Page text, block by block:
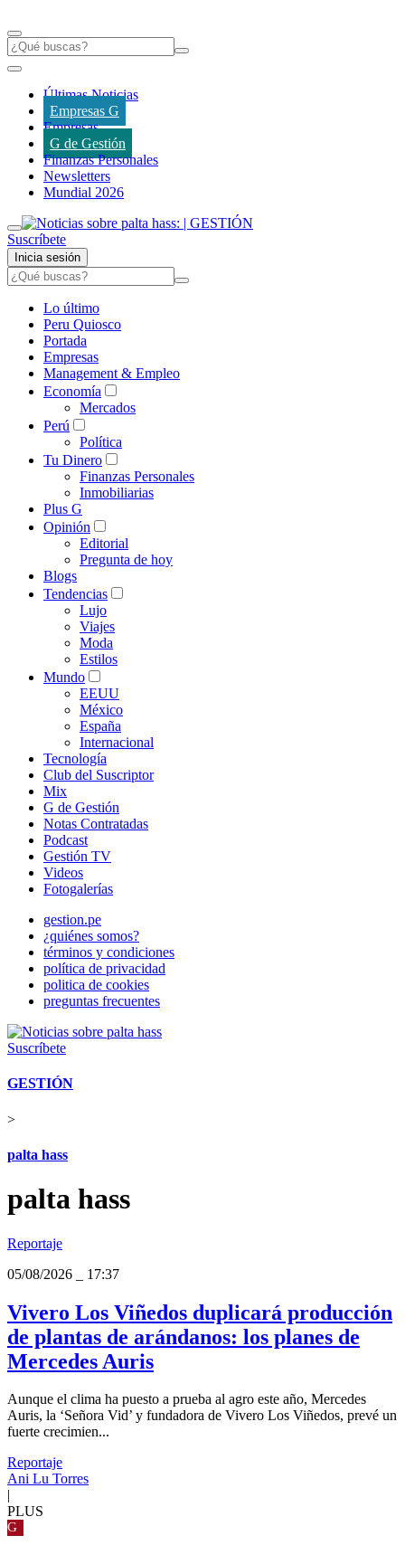
Últimas Noticias
Empresas G
Empresas
G de Gestión
Finanzas Personales
Newsletters
Mundial 2026
Suscríbete
Inicia sesión
Lo último
Peru Quiosco
Portada
Empresas
Management & Empleo
Economía
Mercados
Perú
Política
Tu Dinero
Finanzas Personales
Inmobiliarias
Plus G
Opinión
Editorial
Pregunta de hoy
Blogs
Tendencias
Lujo
Viajes
Moda
Estilos
Mundo
EEUU
México
España
Internacional
Tecnología
Club del Suscriptor
Mix
G de Gestión
Notas Contratadas
Podcast
Gestión TV
Videos
Fotogalerías
gestion.pe
¿quiénes somos?
términos y condiciones
política de privacidad
politica de cookies
preguntas frecuentes
Suscríbete
GESTIÓN
>
palta hass
palta hass
Reportaje
05/08/2026
17:37
Vivero Los Viñedos duplicará producción
de plantas de arándanos: los planes de
Mercedes Auris
Aunque el clima ha puesto a prueba al agro este año, Mercedes
Auris, la ‘Señora Vid’ y fundadora de Vivero Los Viñedos, prevé un
fuerte crecimien...
Reportaje
Ani Lu Torres
PLUS
G